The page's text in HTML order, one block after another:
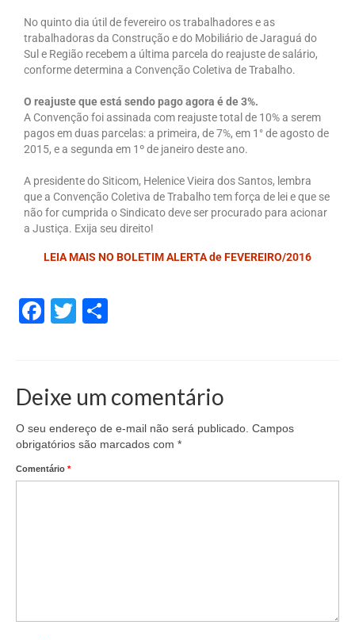
Sindicalize-se
Seus Direitos
Registro em Carteira
Salário Normativo
Seguro Desemprego
Direitos Trabalhistas – Outros
Boletins
Informativos
Documentos para Homologação
Outros
No quinto dia útil de fevereiro os trabalhadores e as
trabalhadoras da Construção e do Mobiliário de Jaraguá do
Sul e Região recebem a última parcela do reajuste de salário,
conforme determina a Convenção Coletiva de Trabalho.
O reajuste que está sendo pago agora é de 3%.
A Convenção foi assinada com reajuste total de 10% a serem
pagos em duas parcelas: a primeira, de 7%, em 1° de agosto de
2015, e a segunda em 1º de janeiro deste ano.
A presidente do Siticom, Helenice Vieira dos Santos, lembra
que a Convenção Coletiva de Trabalho tem força de lei e que se
não for cumprida o Sindicato deve ser procurado para acionar
a Justiça. Exija seu direito!
LEIA MAIS NO BOLETIM ALERTA de FEVEREIRO/2016
Facebook
Twitter
Deixe um comentário
O seu endereço de e-mail não será publicado. Campos
obrigatórios são marcados com *
Comentário *